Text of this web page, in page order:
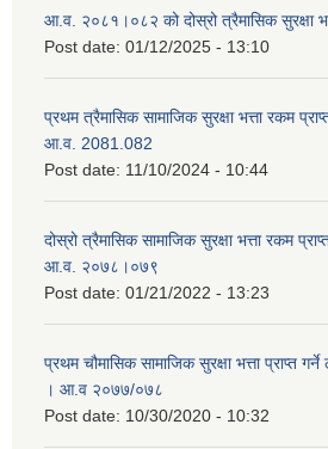
आ.व. २०८१।०८२ को दोस्रो त्रैमासिक सुरक्षा
Post date: 01/12/2025 - 13:10
प्रथम त्रैमासिक सामाजिक सुरक्षा भत्ता रकम
आ.व. 2081.082
Post date: 11/10/2024 - 10:44
दोस्रो त्रैमासिक सामाजिक सुरक्षा भत्ता रकम
आ.व. २०७८।०७९
Post date: 01/21/2022 - 13:23
प्रथम चौमासिक सामाजिक सुरक्षा भत्ता प्राप्त गर्ने
। आ.व २०७७/०७८
Post date: 10/30/2020 - 10:32